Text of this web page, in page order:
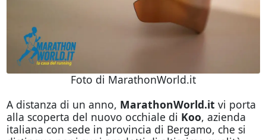
Foto di MarathonWorld.it
A distanza di un anno, MarathonWorld.it vi porta
alla scoperta del nuovo occhiale di Koo, azienda
italiana con sede in provincia di Bergamo, che si